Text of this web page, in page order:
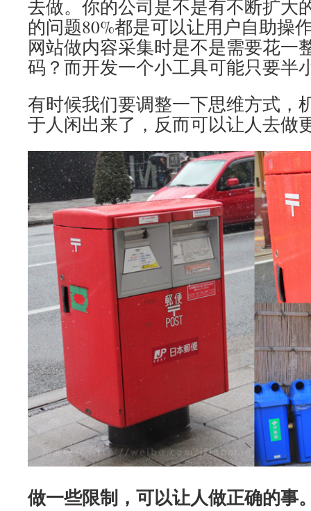
去做。你的公司是不是有不断扩大
的问题80%都是可以让用户自助操
网站做内容采集时是不是需要花一
码？而开发一个小工具可能只要半
有时候我们要调整一下思维方式，
于人闲出来了，反而可以让人去做
做一些限制，可以让人做正确的事